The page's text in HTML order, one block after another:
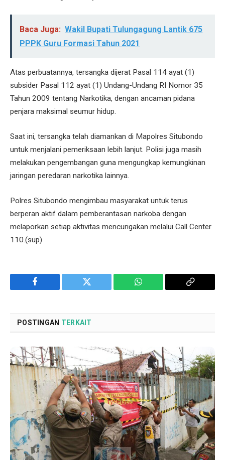
Baca Juga: Wakil Bupati Tulungagung Lantik 675
PPPK Guru Formasi Tahun 2021
Atas perbuatannya, tersangka dijerat Pasal 114 ayat (1)
subsider Pasal 112 ayat (1) Undang-Undang RI Nomor 35
Tahun 2009 tentang Narkotika, dengan ancaman pidana
penjara maksimal seumur hidup.
Saat ini, tersangka telah diamankan di Mapolres Situbondo
untuk menjalani pemeriksaan lebih lanjut. Polisi juga masih
melakukan pengembangan guna mengungkap kemungkinan
jaringan peredaran narkotika lainnya.
Polres Situbondo mengimbau masyarakat untuk terus
berperan aktif dalam pemberantasan narkoba dengan
melaporkan setiap aktivitas mencurigakan melalui Call Center
110.(sup)
Facebook Twitter WhatsApp
Copy
POSTINGAN TERKAIT